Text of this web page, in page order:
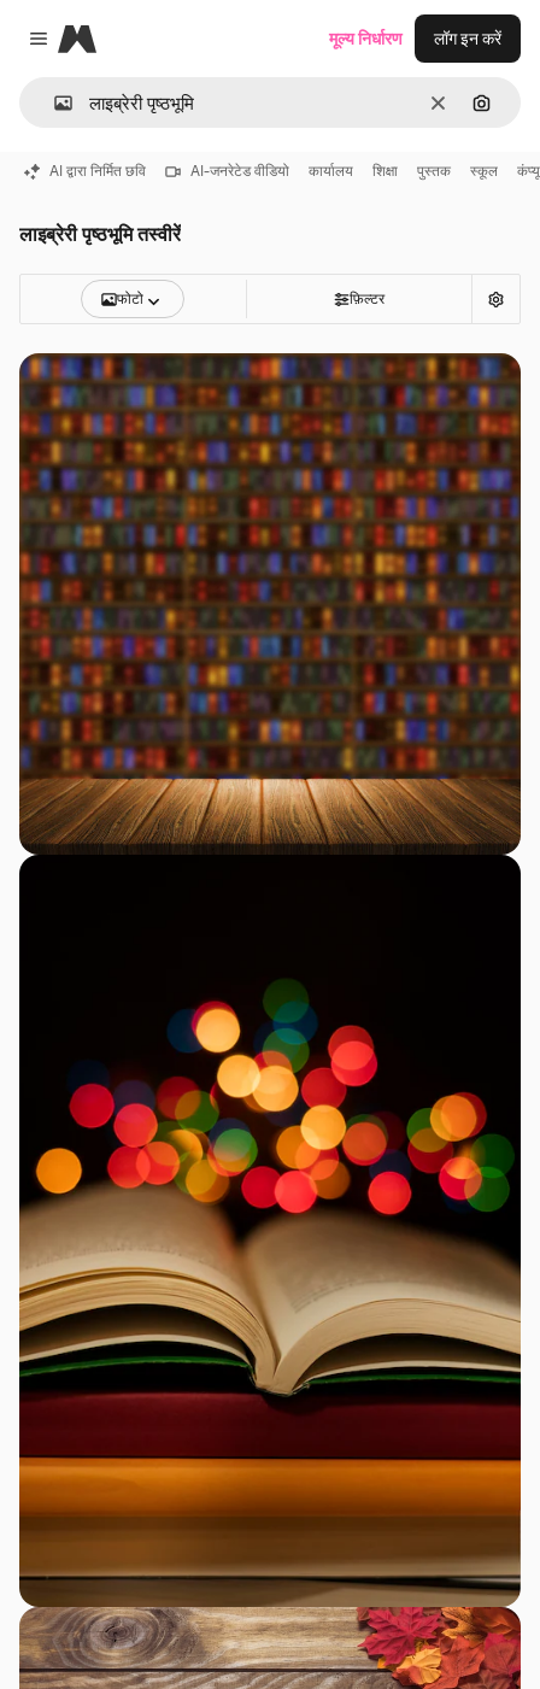
Close menu
Magnific
साफ़ इमेज से
मूल्य निर्धारण लॉग इन करें
AI द्वारा निर्मित छवि AI-जनरेटेड वीडियो कार्यालय शिक्षा पुस्तक स्कूल
लाइब्रेरी पृष्ठभूमि तस्वीरें
फोटो फ़िल्टर